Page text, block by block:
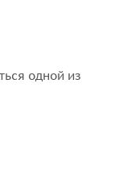
одной из